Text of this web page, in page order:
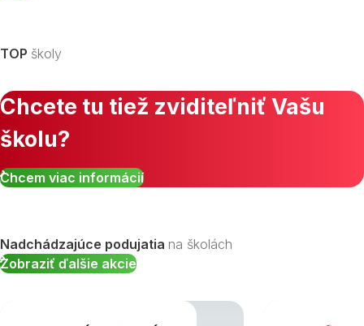
TOP školy
Chcete tu tiež zviditeľniť Vašu
školu?
Chcem viac informácií
Nadchádzajúce podujatia na školách
Zobraziť ďalšie akcie